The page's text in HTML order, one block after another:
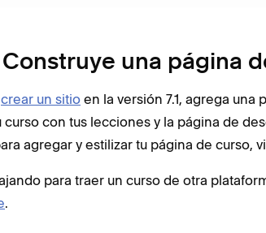
Construye una página
crear un sitio en la versión 7.1, agrega una
curso con tus lecciones y la página de
agregar y estilizar tu página de curso,
para traer un curso de otra
.